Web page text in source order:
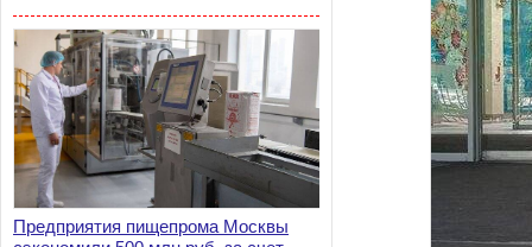
Предприятия пищепрома Москвы